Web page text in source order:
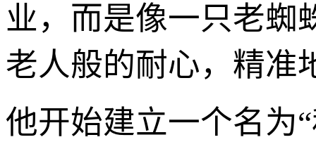
业，而是像一只老蜘
老人般的耐心，精准
他开始建立一个名为